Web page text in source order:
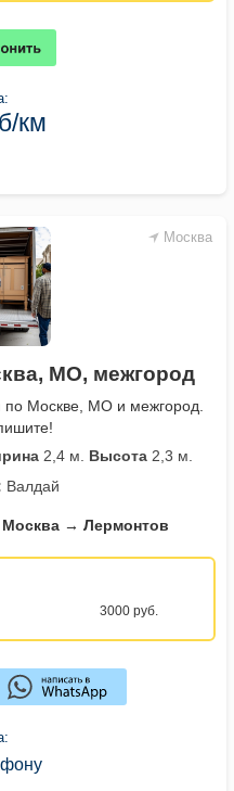
км
Москва
МО, межгород
по Москве, МО и межгород.
2,4 м. Высота 2,3 м.
Валдай
Москва → Лермонтов
3000 руб.